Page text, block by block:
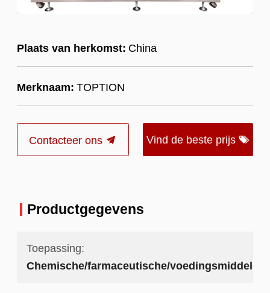
Plaats van herkomst: China
Merknaam: TOPTION
Contacteer ons Vind de beste prijs
Productgegevens
Toepassing:
Chemische/farmaceutische/